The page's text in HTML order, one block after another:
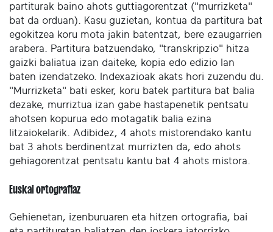
partiturak baino ahots guttiagorentzat ("murrizketa"
bat da orduan). Kasu guzietan, kontua da partitura bat
egokitzea koru mota jakin batentzat, bere ezaugarrien
arabera. Partitura batzuendako, "transkripzio" hitza
gaizki baliatua izan daiteke, kopia edo edizio lan
baten izendatzeko. Indexazioak akats hori zuzendu du.
"Murrizketa" bati esker, koru batek partitura bat balia
dezake, murriztua izan gabe hastapenetik pentsatu
ahotsen kopurua edo motagatik balia ezina
litzaiokelarik. Adibidez, 4 ahots mistorendako kantu
bat 3 ahots berdinentzat murrizten da, edo ahots
gehiagorentzat pentsatu kantu bat 4 ahots mistora.
Euskal ortografiaz
Gehienetan, izenburuaren eta hitzen ortografia, bai